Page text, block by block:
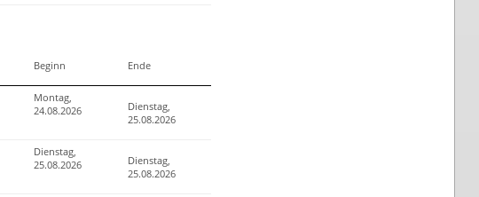
Beginn Ende
Montag,
24.08.2026
Dienstag,
25.08.2026
Dienstag,
25.08.2026
Dienstag,
25.08.2026